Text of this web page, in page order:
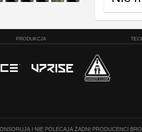
PRODUKCJA
I NIE POLECAJĄ ŻADNI PRODUCENCI